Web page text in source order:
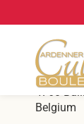
Ars
Direkt an
4760
Belgium